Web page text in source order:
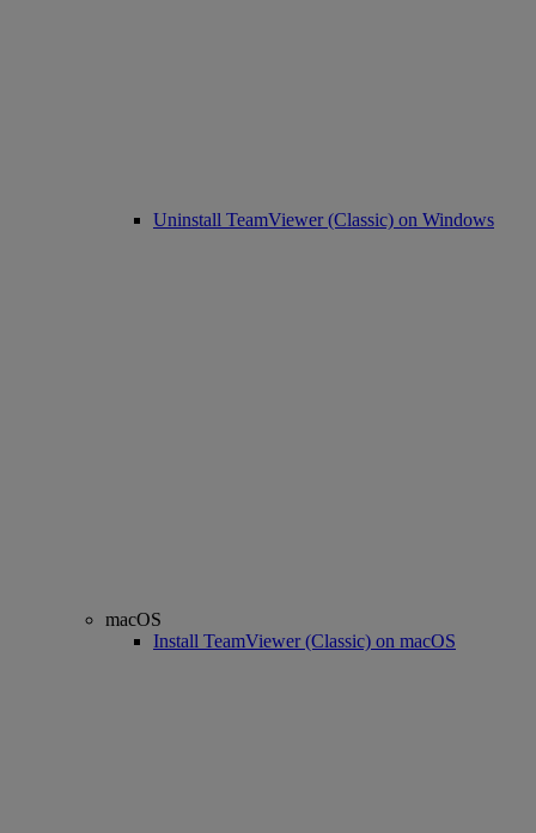
Uninstall TeamViewer (Classic) on Windows
macOS
Install TeamViewer (Classic) on macOS